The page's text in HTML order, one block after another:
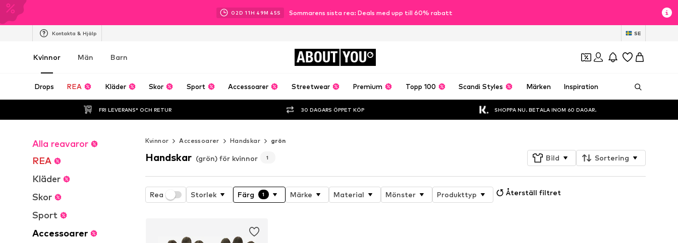
02D 11H 49M 44S Sommarens sista rea: Deals med upp till 60% rabatt
Kontakta & Hjälp SE
Kvinnor Män Barn ABOUT YOU
Drops REA Kläder Skor Sport Accessoarer Streetwear Premium Topp 100 Scandi Styles Märken Inspiration
FRI LEVERANS* OCH RETUR 30 DAGARS ÖPPET KÖP SHOPPA NU. BETALA INOM 60 DAGAR.
Alla reavaror
REA
Kläder
Skor
Sport
Accessoarer
Kvinnor Accessoarer Handskar grön
Handskar (grön) för kvinnor 1 Bild Sortering
Rea Storlek Färg 1 Märke Material Mönster Produkttyp Återställ filtret